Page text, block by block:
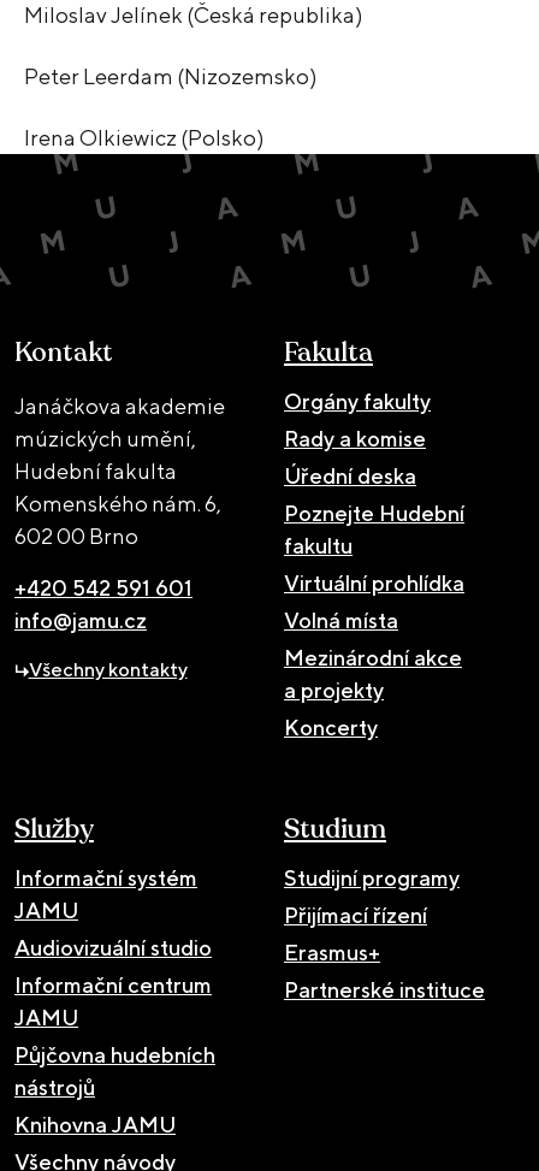
Miloslav Jelínek (Česká republika)
Peter Leerdam (Nizozemsko)
Irena Olkiewicz (Polsko)
Kontakt
Janáčkova akademie
múzických umění,
Hudební fakulta
Komenského nám. 6,
602 00 Brno
+420 542 591 601
info@jamu.cz
Všechny kontakty
Fakulta
Orgány fakulty
Rady a komise
Úřední deska
Poznejte Hudební
fakultu
Virtuální prohlídka
Volná místa
Mezinárodní akce
a projekty
Koncerty
Služby
Informační systém
JAMU
Audiovizuální studio
Informační centrum
JAMU
Půjčovna hudebních
nástrojů
Knihovna JAMU
Všechny návody
Studium
Studijní programy
Přijímací řízení
Erasmus+
Partnerské instituce